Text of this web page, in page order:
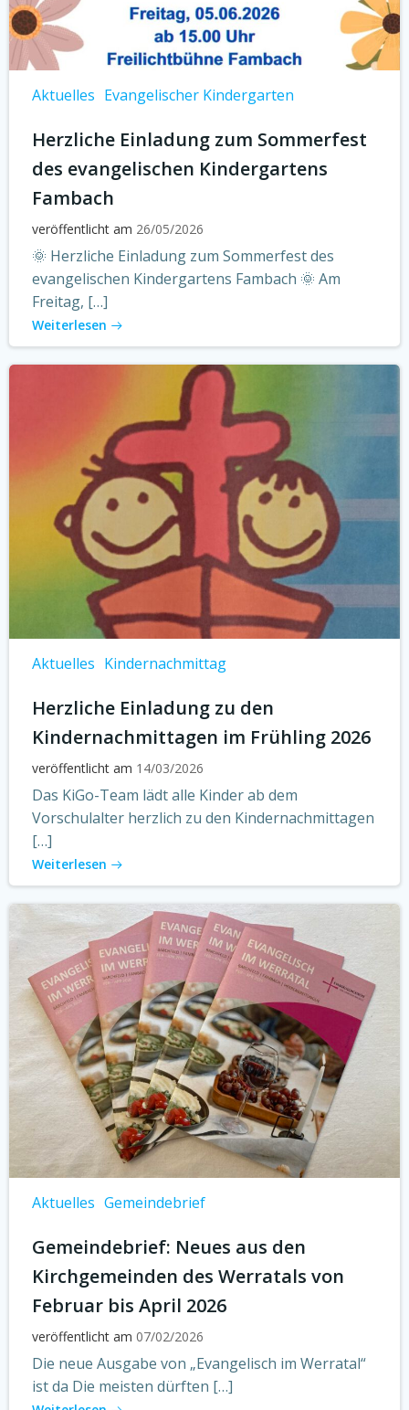
Aktuelles Evangelischer Kindergarten
Herzliche Einladung zum Sommerfest
des evangelischen Kindergartens
Fambach
veröffentlicht am 26/05/2026
🌞 Herzliche Einladung zum Sommerfest des
evangelischen Kindergartens Fambach 🌞 Am
Freitag, […]
Weiterlesen
Aktuelles Kindernachmittag
Herzliche Einladung zu den
Kindernachmittagen im Frühling 2026
veröffentlicht am 14/03/2026
Das KiGo-Team lädt alle Kinder ab dem
Vorschulalter herzlich zu den Kindernachmittagen
[…]
Weiterlesen
Aktuelles Gemeindebrief
Gemeindebrief: Neues aus den
Kirchgemeinden des Werratals von
Februar bis April 2026
veröffentlicht am 07/02/2026
Die neue Ausgabe von „Evangelisch im Werratal“
ist da Die meisten dürften […]